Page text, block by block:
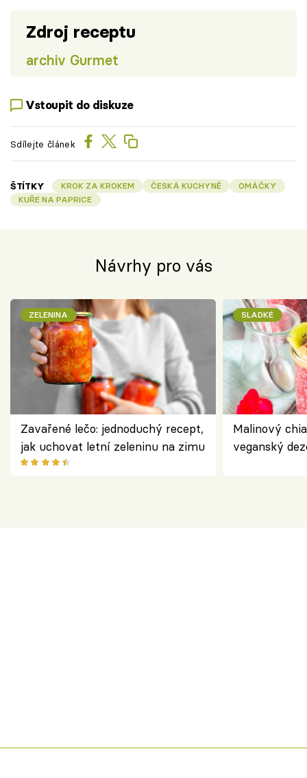
Zdroj receptu
archiv Gurmet
Vstoupit do diskuze
Sdílejte článek
ŠTÍTKY KROK ZA KROKEM ČESKÁ KUCHYNĚ
OMÁČKY
KUŘE NA PAPRICE
Návrhy pro vás
ZELENINA
Zavařené lečo: jednoduchý recept,
jak uchovat letní zeleninu na zimu
SLADKÉ
Malinový
veganský